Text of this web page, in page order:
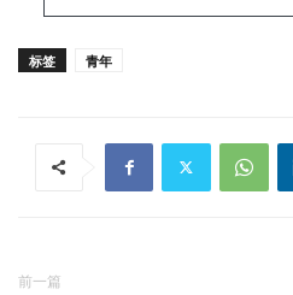
标签 青年
前一篇